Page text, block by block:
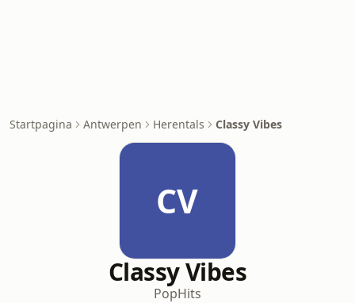
Startpagina Antwerpen Herentals Classy Vibes
CV
Classy Vibes
PopHits